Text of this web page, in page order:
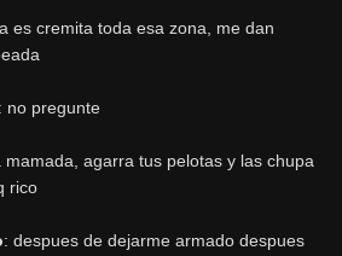
es cremita toda esa zona, me dan
: no pregunte
mamada, agarra tus pelotas y las chupa
rico
: despues de dejarme armado despues